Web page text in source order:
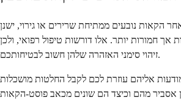
הקאות נובעים ממתיחת שרירים או גירוי, ישנן
אך חמורות יותר. אלו דורשות טיפול רפואי, ולכן
זיהוי סימני האזהרה שלהן חשוב לבטיחותכם.
אליהם עוזרת לכם לקבל החלטות מושכלות
אסביר מהם וכיצד הם שונים מכאב פוסט-הקאות